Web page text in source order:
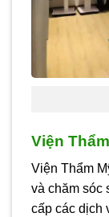
Viện
Viện Thẩm
và chăm sóc
cấp các dịch